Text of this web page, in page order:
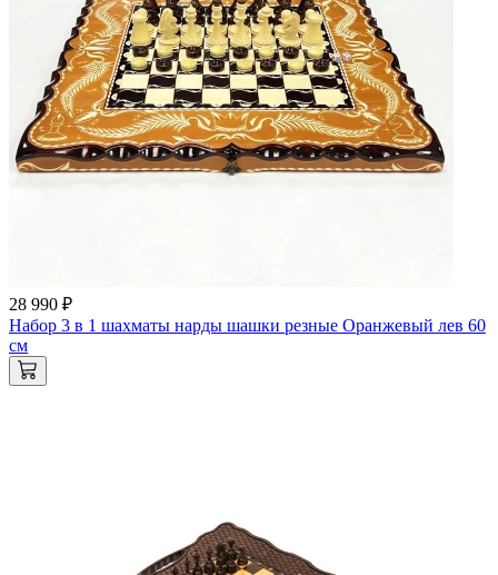
28 990 ₽
Набор 3 в 1 шахматы нарды шашки резные Оранжевый лев 60
см